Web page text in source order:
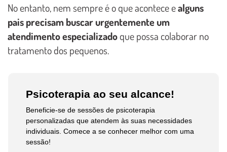
No entanto, nem sempre é o que acontece ealguns
pais precisam buscar urgentemente um
atendimento especializadoque possa colaborar no
tratamento dos pequenos.
Psicoterapia ao seu alcance!
Beneficie-se de sessões de psicoterapia
personalizadas que atendem às suas necessidades
individuais. Comece a se conhecer melhor com uma
sessão!